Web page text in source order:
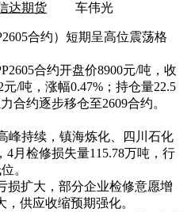
达期货 车伟光
合约）短期呈高位震荡格
合约开盘价8900元/吨，收
/吨，涨幅0.47%；持仓量22.5
合约逐步移仓至2609合约。
峰持续，镇海炼化、四川石化
4月检修损失量115.78万吨，行
。
损扩大，部分企业检修意愿增
供应收缩预期强化。